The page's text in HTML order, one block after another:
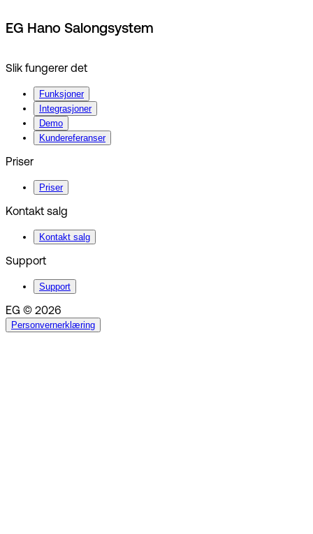
EG Hano Salongsystem
Slik fungerer det
Funksjoner
Integrasjoner
Demo
Kundereferanser
Priser
Priser
Kontakt salg
Kontakt salg
Support
Support
EG © 2026
Personvernerklæring